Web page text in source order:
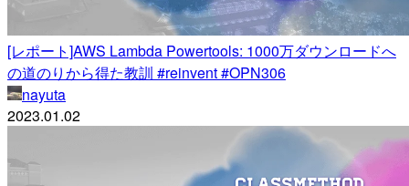
[レポート]AWS Lambda Powertools: 1000万ダウンロードへ
の道のりから得た教訓 #reinvent #OPN306
nayuta
2023.01.02